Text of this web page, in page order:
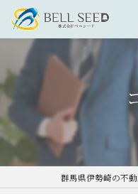
群馬県伊勢崎の不